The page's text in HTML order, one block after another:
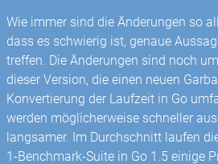
Wie immer sind die Änderungen so
dass es schwierig ist, genaue
treffen. Die Änderungen sind noch
dieser Version, die einen neuen
Konvertierung der Laufzeit in Go
werden möglicherweise schneller
langsamer. Im Durchschnitt laufen
1-Benchmark-Suite in Go 1.5 einige